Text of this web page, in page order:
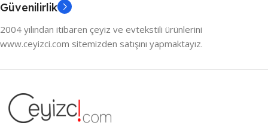
Güvenilirlik
2004 yılından itibaren çeyiz ve evtekstili ürünlerini
www.ceyizci.com sitemizden satışını yapmaktayız.